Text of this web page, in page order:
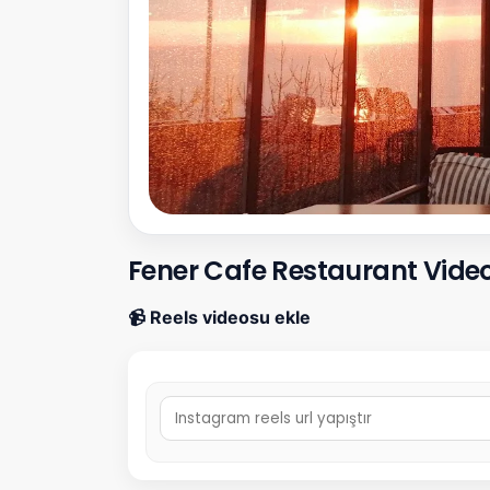
Fener Cafe Restaurant
📹 Reels videosu ekle